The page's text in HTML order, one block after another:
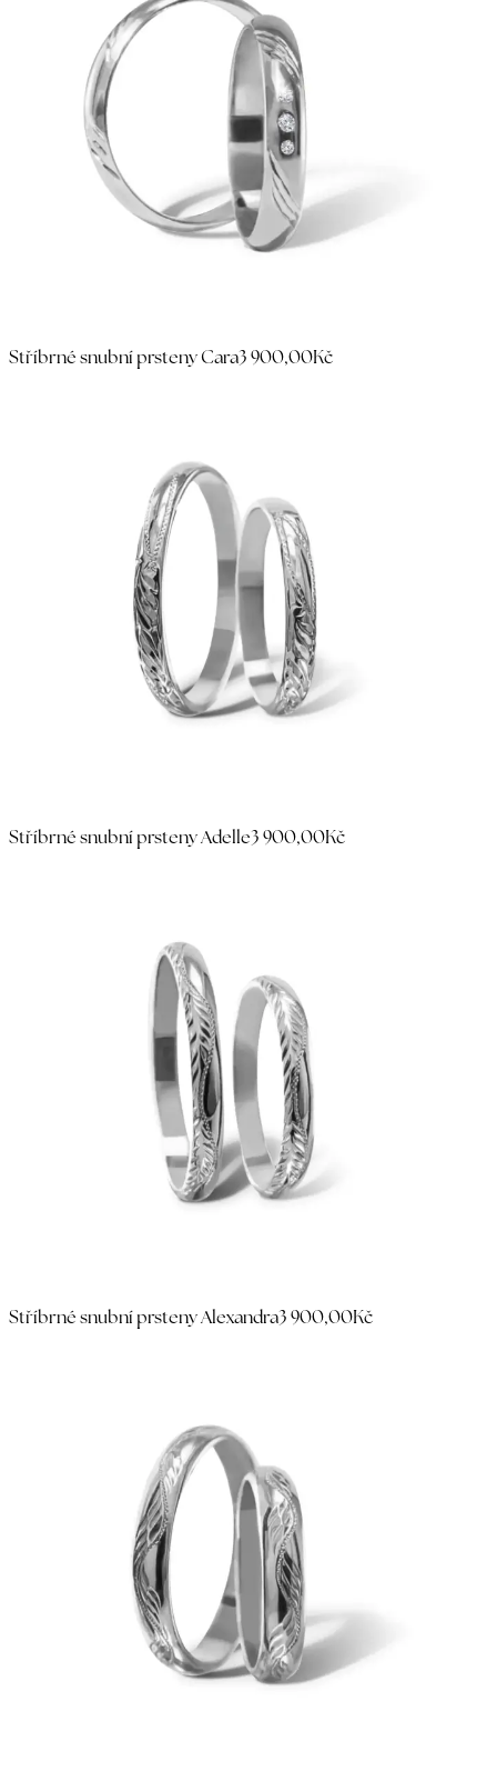
Stříbrné snubní prsteny Cara3 900,00Kč
Stříbrné snubní prsteny Adelle3 900,00Kč
Stříbrné snubní prsteny Alexandra3 900,00Kč